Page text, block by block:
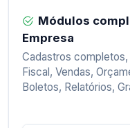
Módulos
Empresa
Cadastros
Fiscal, Vendas,
Boletos, Relatórios,